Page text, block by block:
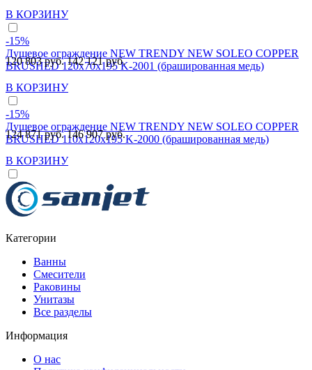
В КОРЗИНУ
-15%
Душевое ограждение NEW TRENDY NEW SOLEO COPPER
BRUSHED 120x70x195 K-2001 (брашированная медь)
120 803 руб.142 121 руб.
В КОРЗИНУ
-15%
Душевое ограждение NEW TRENDY NEW SOLEO COPPER
BRUSHED 110x120x195 K-2000 (брашированная медь)
124 871 руб.146 907 руб.
В КОРЗИНУ
Категории
Ванны
Смесители
Раковины
Унитазы
Все разделы
Информация
О нас